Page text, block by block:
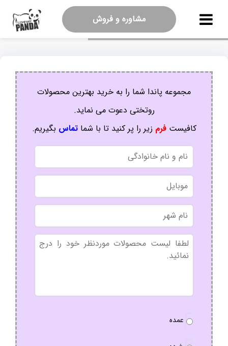
مشاوره و فروش
مجموعه پاندا شما را به خرید بهترین محصولات
روتختی دعوت می نماید.
کافیستفرم زیر را پر کنید تا با شماتماس بگیریم.
نام
و
نام
خانوادگی
موبایل
نام
شهر
بدون
عنوان
نوع
عمده